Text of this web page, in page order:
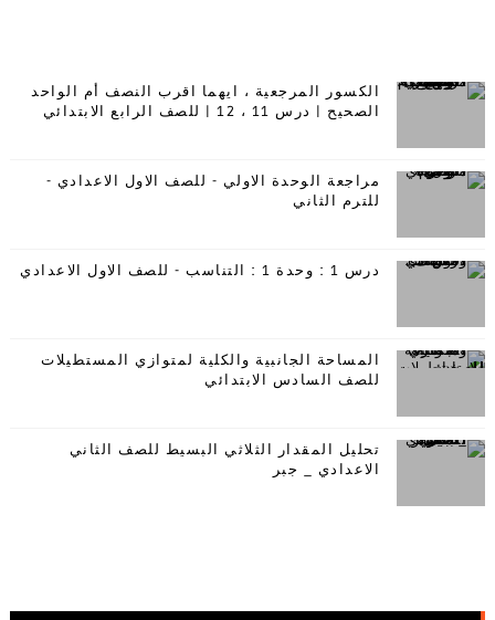
الكسور المرجعية ، ايهما اقرب النصف أم الواحد
الصحيح | درس 11 ، 12 | للصف الرابع الابتدائي
مراجعة الوحدة الاولي - للصف الاول الاعدادي -
للترم الثاني
درس 1 : وحدة 1 : التناسب - للصف الاول الاعدادي
المساحة الجانبية والكلية لمتوازي المستطيلات
للصف السادس الابتدائي
تحليل المقدار الثلاثي البسيط للصف الثاني
الاعدادي _ جبر